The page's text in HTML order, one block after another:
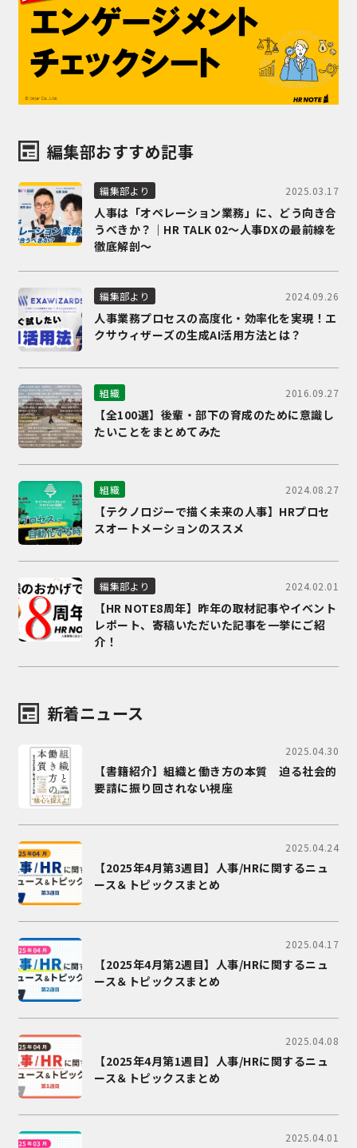
編集部おすすめ記事
編集部より 2025.03.17
人事は「オペレーション業務」に、どう向き合
うべきか？｜HR TALK 02～人事DXの最前線を
徹底解剖～
編集部より 2024.09.26
人事業務プロセスの高度化・効率化を実現！エ
クサウィザーズの生成AI活用方法とは？
組織 2016.09.27
【全100選】後輩・部下の育成のために意識し
たいことをまとめてみた
組織 2024.08.27
【テクノロジーで描く未来の人事】HRプロセ
スオートメーションのススメ
編集部より 2024.02.01
【HR NOTE8周年】昨年の取材記事やイベント
レポート、寄稿いただいた記事を一挙にご紹
介！
新着ニュース
2025.04.30
【書籍紹介】組織と働き方の本質 迫る社会的
要請に振り回されない視座
2025.04.24
【2025年4月第3週目】人事/HRに関するニュ
ース＆トピックスまとめ
2025.04.17
【2025年4月第2週目】人事/HRに関するニュ
ース＆トピックスまとめ
2025.04.08
【2025年4月第1週目】人事/HRに関するニュ
ース＆トピックスまとめ
2025.04.01